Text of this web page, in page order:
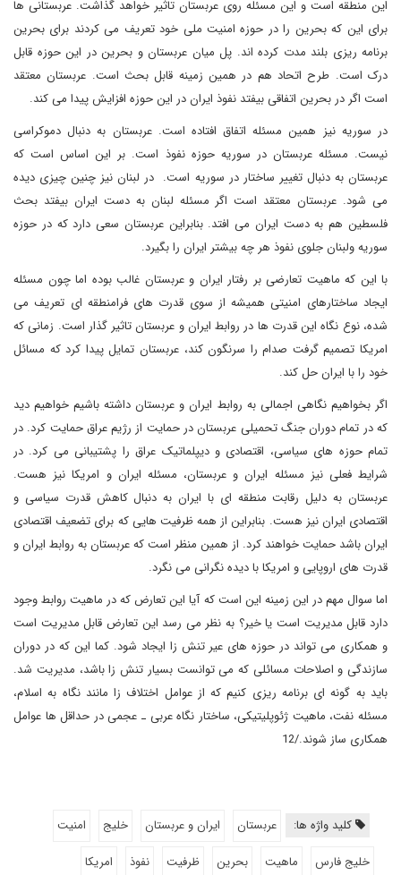
این منطقه است و این مسئله روی عربستان تاثیر خواهد گذاشت. عربستانی ها
برای این که بحرین را در حوزه امنیت ملی خود تعریف می کردند برای بحرین
برنامه ریزی بلند مدت کرده اند. پل میان عربستان و بحرین در این حوزه قابل
درک است. طرح اتحاد هم در همین زمینه قابل بحث است. عربستان معتقد
است اگر در بحرین اتفاقی بیفتد نفوذ ایران در این حوزه افزایش پیدا می کند.
در سوریه نیز همین مسئله اتفاق افتاده است. عربستان به دنبال دموکراسی
نیست. مسئله عربستان در سوریه حوزه نفوذ است. بر این اساس است که
عربستان به دنبال تغییر ساختار در سوریه است. در لبنان نیز چنین چیزی دیده
می شود. عربستان معتقد است اگر مسئله لبنان به دست ایران بیفتد بحث
فلسطین هم به دست ایران می افتد. بنابراین عربستان سعی دارد که در حوزه
سوریه ولبنان جلوی نفوذ هر چه بیشتر ایران را بگیرد.
با این که ماهیت تعارضی بر رفتار ایران و عربستان غالب بوده اما چون مسئله
ایجاد ساختارهای امنیتی همیشه از سوی قدرت های فرامنطقه ای تعریف می
شده، نوع نگاه این قدرت ها در روابط ایران و عربستان تاثیر گذار است. زمانی که
امریکا تصمیم گرفت صدام را سرنگون کند، عربستان تمایل پیدا کرد که مسائل
خود را با ایران حل کند.
اگر بخواهیم نگاهی اجمالی به روابط ایران و عربستان داشته باشیم خواهیم دید
که در تمام دوران جنگ تحمیلی عربستان در حمایت از رژیم عراق حمایت کرد. در
تمام حوزه های سیاسی، اقتصادی و دیپلماتیک عراق را پشتیبانی می کرد. در
شرایط فعلی نیز مسئله ایران و عربستان، مسئله ایران و امریکا نیز هست.
عربستان به دلیل رقابت منطقه ای با ایران به دنبال کاهش قدرت سیاسی و
اقتصادی ایران نیز هست. بنابراین از همه ظرفیت هایی که برای تضعیف اقتصادی
ایران باشد حمایت خواهند کرد. از همین منظر است که عربستان به روابط ایران و
قدرت های اروپایی و امریکا با دیده نگرانی می نگرد.
اما سوال مهم در این زمینه این است که آیا این تعارض که در ماهیت روابط وجود
دارد قابل مدیریت است یا خیر؟ به نظر می رسد این تعارض قابل مدیریت است
و همکاری می تواند در حوزه های عیر تنش زا ایجاد شود. کما این که در دوران
سازندگی و اصلاحات مسائلی که می توانست بسیار تنش زا باشد، مدیریت شد.
باید به گونه ای برنامه ریزی کنیم که از عوامل اختلاف زا مانند نگاه به اسلام،
مسئله نفت، ماهیت ژئوپلیتیکی، ساختار نگاه عربی ـ عجمی در حداقل ها عوامل
همکاری ساز شوند./12
کلید واژه ها: عربستان ایران و عربستان خلیج
امنیت
خلیج فارس
ماهیت بحرین ظرفیت نفوذ
امریکا